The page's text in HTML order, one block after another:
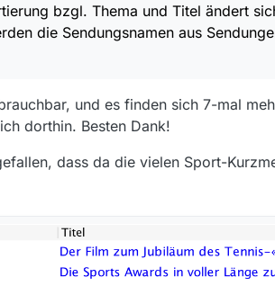
und Titel ändert sich dabei allerdings im
aus Sendungen A-Zverwendet, als Titel
02.01.2019 20 Uhr.
bzgl. Thema und Titel ändert
die Sendungsnamen aus
und es finden sich 7-mal
dorthin. Besten Dank!
dass da die vielen Sport-